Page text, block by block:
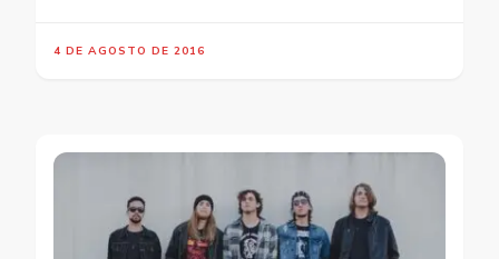
4 DE AGOSTO DE 2016